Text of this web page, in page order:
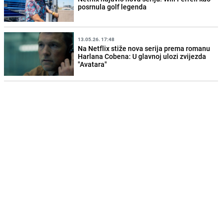
posrnula golf legenda
13.05.26. 17:48
Na Netflix stiže nova serija prema romanu
Harlana Cobena: U glavnoj ulozi zvijezda
"Avatara"